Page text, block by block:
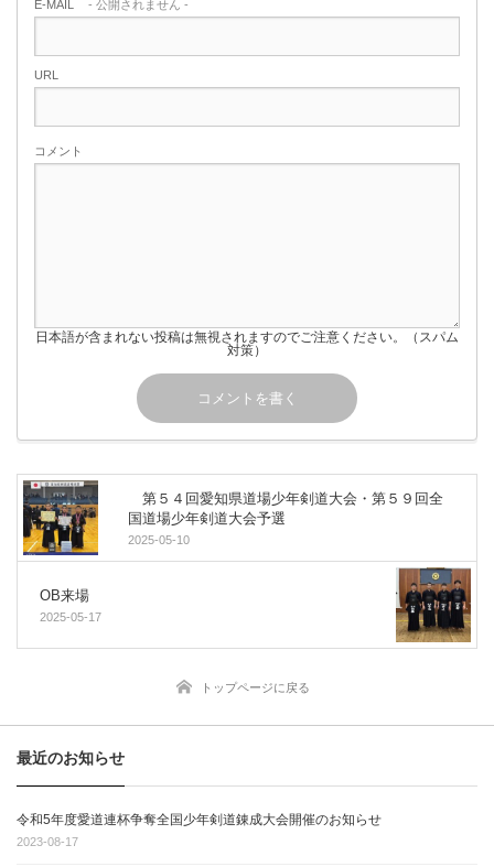
E-MAIL - 公開されません -
URL
コメント
日本語が含まれない投稿は無視されますのでご注意ください。（スパム
対策）
第５４回愛知県道場少年剣道大会・第５９回全
国道場少年剣道大会予選
2025-05-10
OB来場
2025-05-17
トップページに戻る
最近のお知らせ
令和5年度愛道連杯争奪全国少年剣道錬成大会開催のお知らせ
2023-08-17